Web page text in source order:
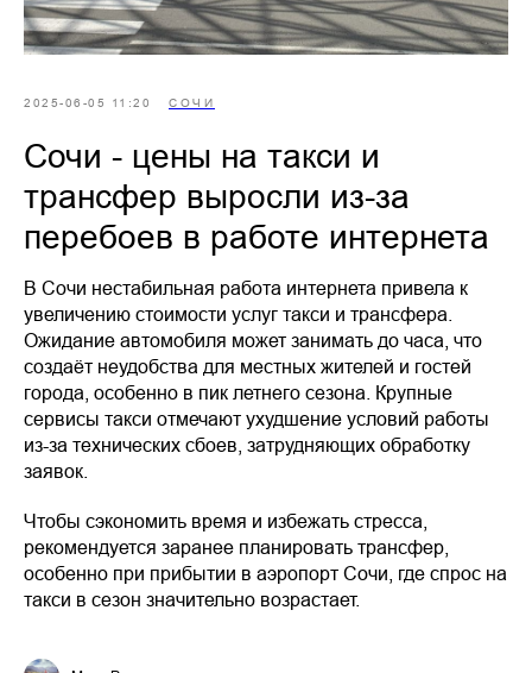
2025-06-05 11:20 СОЧИ
Сочи - цены на такси и
трансфер выросли из-за
перебоев в работе интернета
В Сочи нестабильная работа интернета привела к
увеличению стоимости услуг такси и трансфера.
Ожидание автомобиля может занимать до часа, что
создаёт неудобства для местных жителей и гостей
города, особенно в пик летнего сезона. Крупные
сервисы такси отмечают ухудшение условий работы
из-за технических сбоев, затрудняющих обработку
заявок.
Чтобы сэкономить время и избежать стресса,
рекомендуется заранее планировать трансфер,
особенно при прибытии в аэропорт Сочи, где спрос на
такси в сезон значительно возрастает.